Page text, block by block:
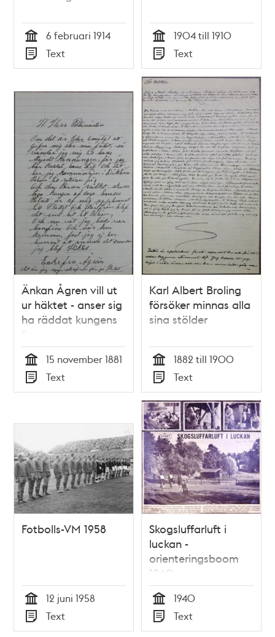
Tid
6 februari 1914
Typ
Text Tid
1904 till 1910
Typ
Text
Änkan Ågren vill ut
ur häktet - anser sig
ha räddat kungens
liv
Tid
15 november 1881
Typ
Text
Karl Albert Broling
försöker minnas alla
sina stölder
Tid
1882 till 1900
Typ
Text
Fotbolls-VM 1958
Tid
12 juni 1958
Typ
Text
Skogsluffarluft i
luckan -
orienteringsboom
1940
Tid
1940
Typ
Text